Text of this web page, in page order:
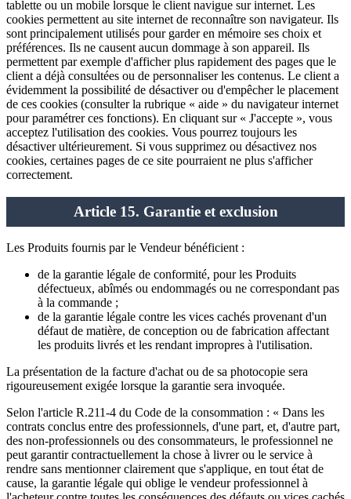
tablette ou un mobile lorsque le client navigue sur internet. Les
cookies permettent au site internet de reconnaître son navigateur. Ils
sont principalement utilisés pour garder en mémoire ses choix et
préférences. Ils ne causent aucun dommage à son appareil. Ils
permettent par exemple d'afficher plus rapidement des pages que le
client a déjà consultées ou de personnaliser les contenus. Le client a
évidemment la possibilité de désactiver ou d'empêcher le placement
de ces cookies (consulter la rubrique « aide » du navigateur internet
pour paramétrer ces fonctions). En cliquant sur « J'accepte », vous
acceptez l'utilisation des cookies. Vous pourrez toujours les
désactiver ultérieurement. Si vous supprimez ou désactivez nos
cookies, certaines pages de ce site pourraient ne plus s'afficher
correctement.
Article 15. Garantie et exclusion
Les Produits fournis par le Vendeur bénéficient :
de la garantie légale de conformité, pour les Produits
défectueux, abîmés ou endommagés ou ne correspondant pas
à la commande ;
de la garantie légale contre les vices cachés provenant d'un
défaut de matière, de conception ou de fabrication affectant
les produits livrés et les rendant impropres à l'utilisation.
La présentation de la facture d'achat ou de sa photocopie sera
rigoureusement exigée lorsque la garantie sera invoquée.
Selon l'article R.211-4 du Code de la consommation : « Dans les
contrats conclus entre des professionnels, d'une part, et, d'autre part,
des non-professionnels ou des consommateurs, le professionnel ne
peut garantir contractuellement la chose à livrer ou le service à
rendre sans mentionner clairement que s'applique, en tout état de
cause, la garantie légale qui oblige le vendeur professionnel à